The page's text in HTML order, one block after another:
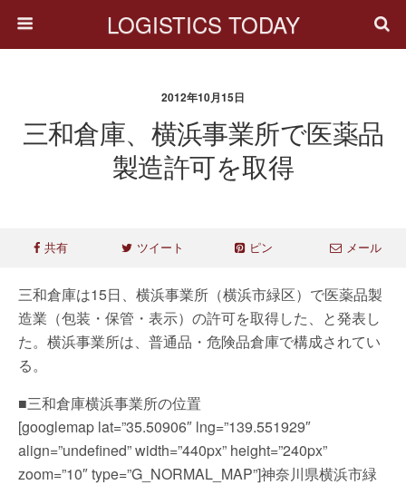
LOGISTICS TODAY
2012年10月15日
三和倉庫、横浜事業所で医薬品
製造許可を取得
共有 ツイート ピン メール
三和倉庫は15日、横浜事業所（横浜市緑区）で医薬品製
造業（包装・保管・表示）の許可を取得した、と発表し
た。横浜事業所は、普通品・危険品倉庫で構成されてい
る。
■三和倉庫横浜事業所の位置
[googlemap lat=”35.50906″ lng=”139.551929″
align=”undefined” width=”440px” height=”240px”
zoom=”10″ type=”G_NORMAL_MAP”]神奈川県横浜市緑